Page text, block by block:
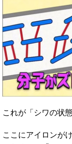
これが「シワの状態
ここにアイロンが